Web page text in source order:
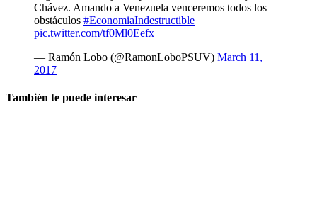
Chávez. Amando a Venezuela venceremos todos los
obstáculos #EconomiaIndestructible
pic.twitter.com/tf0Ml0Eefx
— Ramón Lobo (@RamonLoboPSUV) March 11,
2017
También te puede interesar